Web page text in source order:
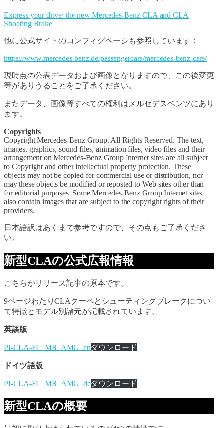
Express your drive: the new Mercedes-Benz CLA and CLA
Shooting Brake
他に公式サイトのコンフィグページも参照しています：
https://www.mercedes-benz.de/passengercars/mercedes-benz-cars/
現時点の公表データおよび画像となりますので、この後変更
等がありうることをご了承ください。
またデータ、画像等すべての権利はメルセデスベンツにあり
ます。
Copyrights
Copyright Mercedes-Benz Group. All Rights Reserved. The text,
images, graphics, sound files, animation files, video files and their
arrangement on Mercedes-Benz Group Internet sites are all subject
to Copyright and other intellectual property protection. These
objects may not be copied for commercial use or distribution, nor
may these objects be modified or reposted to Web sites other than
for editorial purposes. Some Mercedes-Benz Group Internet sites
also contain images that are subject to the copyright rights of their
providers.
日本語訳はあくまで参考ですので、その点もご了承くださ
い。
新型CLAの公式広報情報
こちらがリリース記事の原本です。
9ページわたりCLAクーペとシューティングブレークについ
て特徴とモデル別諸元が記載されています。
英語版
PI-CLA-FL_MB_AMG_enダウンロード
ドイツ語版
PI-CLA-FL_MB_AMG_deダウンロード
新型CLAの概要